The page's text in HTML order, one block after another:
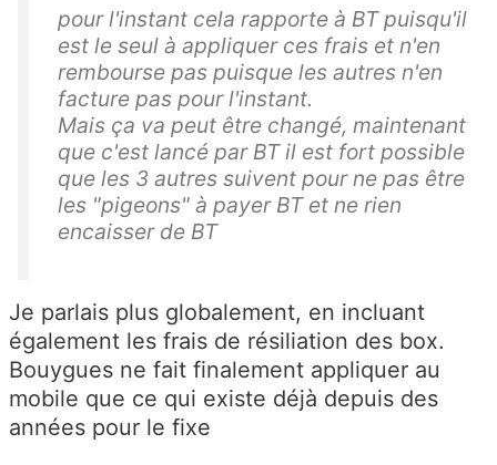
pour l'instant cela rapporte à BT puisqu'il
est le seul à appliquer ces frais et n'en
rembourse pas puisque les autres n'en
facture pas pour l'instant.
Mais ça va peut être changé, maintenant
que c'est lancé par BT il est fort possible
que les 3 autres suivent pour ne pas être
les "pigeons" à payer BT et ne rien
encaisser de BT
Je parlais plus globalement, en incluant
également les frais de résiliation des box.
Bouygues ne fait finalement appliquer au
mobile que ce qui existe déjà depuis des
années pour le fixe